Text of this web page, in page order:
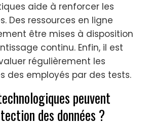
aide à renforcer les
Des ressources en ligne
être mises à disposition
continu. Enfin, il est
régulièrement les
des employés par des tests.
peuvent
des données ?